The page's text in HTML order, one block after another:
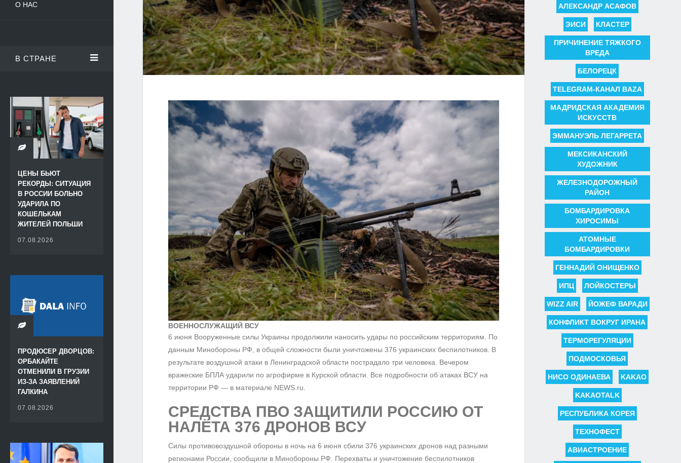
О НАС
В СТРАНЕ
ЦЕНЫ БЬЮТ
РЕКОРДЫ: СИТУАЦИЯ
В РОССИИ БОЛЬНО
УДАРИЛА ПО
КОШЕЛЬКАМ
ЖИТЕЛЕЙ ПОЛЬШИ
07.08.2026
ПРОДЮСЕР ДВОРЦОВ:
ОРБАКАЙТЕ
ОТМЕНИЛИ В ГРУЗИИ
ИЗ-ЗА ЗАЯВЛЕНИЙ
ГАЛКИНА
07.08.2026
ВОЕННОСЛУЖАЩИЙ ВСУ
6 июня Вооруженные силы Украины продолжили наносить удары по российским территориям. По
данным Минобороны РФ, в общей сложности были уничтожены 376 украинских беспилотников. В
результате воздушной атаки в Ленинградской области пострадало три человека. Вечером
вражеские БПЛА ударили по агрофирме в Курской области. Все подробности об атаках ВСУ на
территории РФ — в материале NEWS.ru.
СРЕДСТВА ПВО ЗАЩИТИЛИ РОССИЮ ОТ
НАЛЁТА 376 ДРОНОВ ВСУ
Силы противовоздушной обороны в ночь на 6 июня сбили 376 украинских дронов над разными
регионами России, сообщили в Минобороны РФ. Перехваты и уничтожение беспилотников
АЛЕКСАНДР АСАФОВ
ЭИСИ КЛАСТЕР
ПРИЧИНЕНИЕ ТЯЖКОГО
ВРЕДА
БЕЛОРЕЦК
TELEGRAM-КАНАЛ BAZA
МАДРИДСКАЯ АКАДЕМИЯ
ИСКУССТВ
ЭММАНУЭЛЬ ЛЕГАРРЕТА
МЕКСИКАНСКИЙ
ХУДОЖНИК
ЖЕЛЕЗНОДОРОЖНЫЙ
РАЙОН
БОМБАРДИРОВКА
ХИРОСИМЫ
АТОМНЫЕ
БОМБАРДИРОВКИ
ГЕННАДИЙ ОНИЩЕНКО
ИПЦ ЛОЙКОСТЕРЫ
WIZZ AIR ЙОЖЕФ ВАРАДИ
КОНФЛИКТ ВОКРУГ ИРАНА
ТЕРМОРЕГУЛЯЦИИ
ПОДМОСКОВЬЯ
НИСО ОДИНАЕВА KAKAO
KAKAOTALK
РЕСПУБЛИКА КОРЕЯ
ТЕХНОФЕСТ
АВИАСТРОЕНИЕ